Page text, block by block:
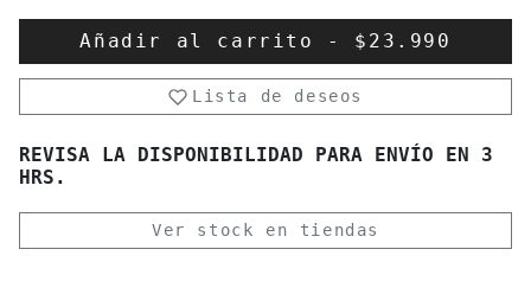
Añadir al carrito - $23.990
Lista de deseos
REVISA LA DISPONIBILIDAD PARA ENVÍO EN 3
HRS.
Ver stock en tiendas